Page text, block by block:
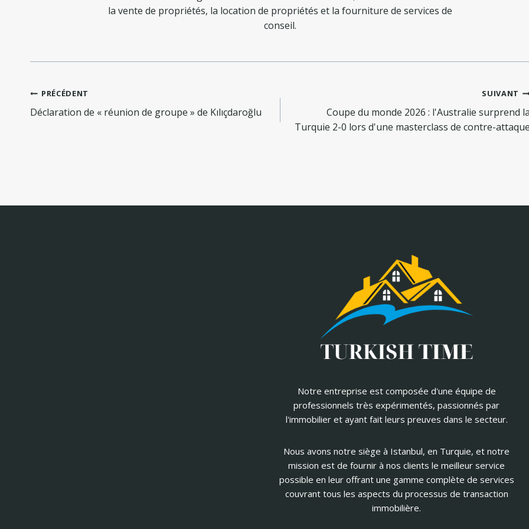
la vente de propriétés, la location de propriétés et la fourniture de services de
conseil.
Navigation
de
l’article
PRÉCÉDENT
Déclaration de « réunion de groupe » de Kılıçdaroğlu
SUIVANT
Coupe du monde 2026 : l'Australie surprend
Turquie 2-0 lors d'une masterclass de contre-
Notre entreprise est composée d'une équipe de
professionnels très expérimentés, passionnés par
l'immobilier et ayant fait leurs preuves dans le secteur.
Nous avons notre siège à Istanbul, en Turquie, et notre
mission est de fournir à nos clients le meilleur service
possible en leur offrant une gamme complète de services
couvrant tous les aspects du processus de transaction
immobilière.